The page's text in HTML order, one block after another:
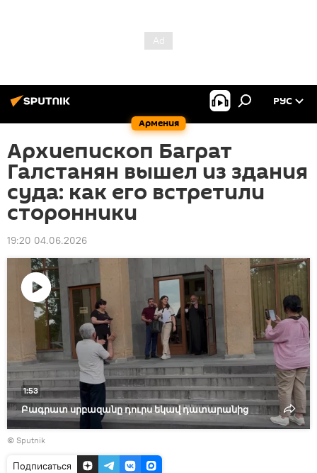
Армения
РУС
Архиепископ Баграт
Галстанян вышел из здания
суда: как его встретили
сторонники
19:20 04.06.2026
Воспроизвести
видео
Բագրատ սրբազանը դուրս եկավ դատարանից
1:53
© Sputnik
Подписаться